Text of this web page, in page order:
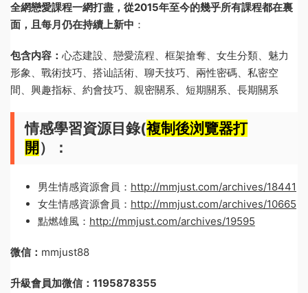
全網戀愛課程一網打盡，從2015年至今的幾乎所有課程都在裏
面，且每月仍在持續上新中 ：
包含内容： 心态建設、戀愛流程、框架搶奪、女生分類、魅力
形象、戰術技巧、搭讪話術、聊天技巧、兩性密碼、私密空
間、興趣指标、約會技巧、親密關系、短期關系、長期關系
情感學習資源目錄(複制後浏覽器打
開 ）：
男生情感資源會員： http://mmjust.com/archives/18441
女生情感資源會員： http://mmjust.com/archives/10665
點燃雄風： http://mmjust.com/archives/19595
微信： mmjust88
升級會員加微信：1195878355